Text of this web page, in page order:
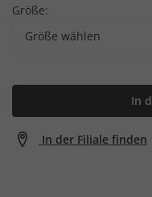
Größe:
Größe wählen
In
In der Filiale finden